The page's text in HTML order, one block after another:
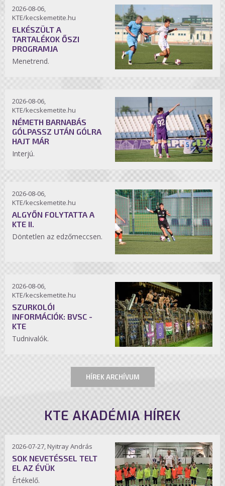
2026-08-06,
KTE/kecskemetite.hu
ELKÉSZÜLT A
TARTALÉKOK ŐSZI
PROGRAMJA
Menetrend.
2026-08-06,
KTE/kecskemetite.hu
NÉMETH BARNABÁS
GÓLPASSZ UTÁN GÓLRA
HAJT MÁR
Interjú.
2026-08-06,
KTE/kecskemetite.hu
ALGYŐN FOLYTATTA A
KTE II.
Döntetlen az edzőmeccsen.
2026-08-06,
KTE/kecskemetite.hu
SZURKOLÓI
INFORMÁCIÓK: BVSC -
KTE
Tudnivalók.
HÍREK ARCHÍVUM
KTE AKADÉMIA HÍREK
2026-07-27, Nyitray András
SOK NEVETÉSSEL TELT
EL AZ ÉVÜK
Értékelő.